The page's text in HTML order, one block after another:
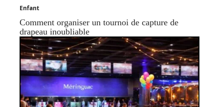
Enfant
Comment organiser un tournoi de capture de
drapeau inoubliable